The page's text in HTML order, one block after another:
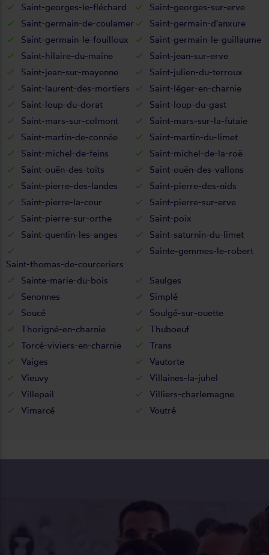
Saint-georges-le-fléchard
Saint-georges-sur-erve
Saint-germain-de-coulamer
Saint-germain-d'anxure
Saint-germain-le-fouilloux
Saint-germain-le-guillaume
Saint-hilaire-du-maine
Saint-jean-sur-erve
Saint-jean-sur-mayenne
Saint-julien-du-terroux
Saint-laurent-des-mortiers
Saint-léger-en-charnie
Saint-loup-du-dorat
Saint-loup-du-gast
Saint-mars-sur-colmont
Saint-mars-sur-la-futaie
Saint-martin-de-connée
Saint-martin-du-limet
Saint-michel-de-feins
Saint-michel-de-la-roë
Saint-ouën-des-toits
Saint-ouën-des-vallons
Saint-pierre-des-landes
Saint-pierre-des-nids
Saint-pierre-la-cour
Saint-pierre-sur-erve
Saint-pierre-sur-orthe
Saint-poix
Saint-quentin-les-anges
Saint-saturnin-du-limet
Saint-thomas-de-courceriers
Sainte-gemmes-le-robert
Sainte-marie-du-bois
Saulges
Senonnes
Simplé
Soucé
Soulgé-sur-ouette
Thorigné-en-charnie
Thuboeuf
Torcé-viviers-en-charnie
Trans
Vaiges
Vautorte
Vieuvy
Villaines-la-juhel
Villepail
Villiers-charlemagne
Vimarcé
Voutré